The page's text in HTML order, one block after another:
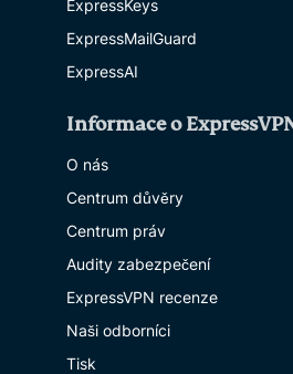
ExpressKeys
ExpressMailGuard
ExpressAI
Informace o
O nás
Centrum důvěry
Centrum práv
Audity zabezpečení
ExpressVPN recenze
Naši odborníci
Tisk